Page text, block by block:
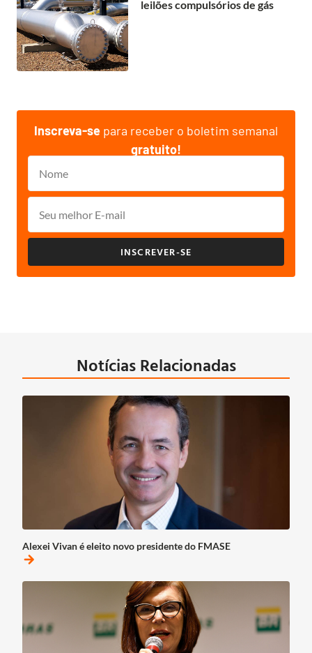
leilões compulsórios de gás
Inscreva-se para receber o boletim semanal
gratuito!
INSCREVER-SE
Notícias Relacionadas
Alexei Vivan é eleito novo presidente do FMASE
arrow_forward